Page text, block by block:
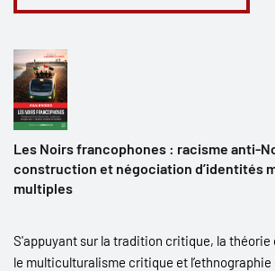
Les Noirs francophones : racisme anti-
construction et négociation d’identités
multiples
S'appuyant sur la tradition critique, la théorie
le multiculturalisme critique et